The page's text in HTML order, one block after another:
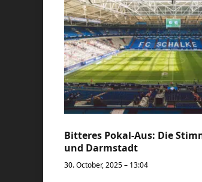
Bitteres Pokal-Aus: Die
und Darmstadt
30. October, 2025 – 13:04